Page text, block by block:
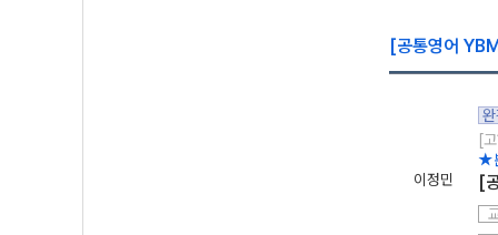
[공통영어
이정민
[
★
[